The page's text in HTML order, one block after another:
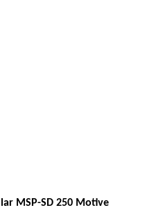
MSP-SD 250 Motive